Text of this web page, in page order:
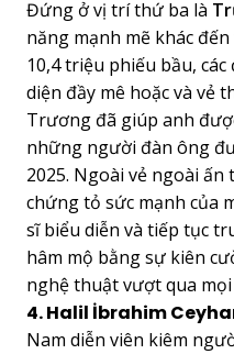
Đứng ở vị trí thứ ba là
năng mạnh mẽ khác
10,4 triệu phiếu bầu,
diện đầy mê hoặc và vẻ
Trương đã giúp anh
những người đàn ông
2025. Ngoài vẻ ngoài
chứng tỏ sức mạnh của
sĩ biểu diễn và tiếp tục
hâm mộ bằng sự kiên
nghệ thuật vượt qua
4. Halil İbrahim
Nam diễn viên kiêm